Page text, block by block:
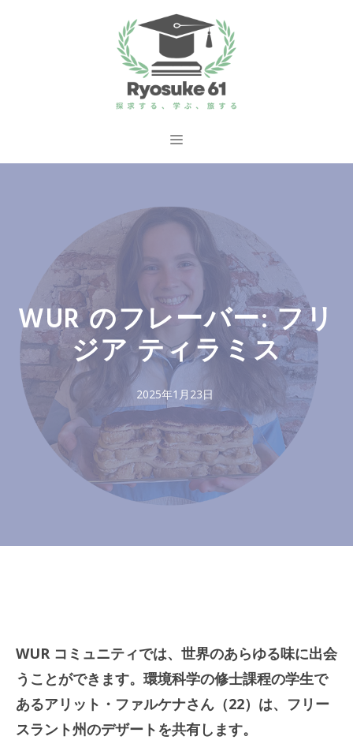
ス
メ
ュ
WUR のフレーバー: フリ
ジア ティラミス
2025年1月23日
WUR コミュニティでは、世界のあらゆる味に出会
うことができます。環境科学の修士課程の学生で
あるアリット・ファルケナさん（22）は、フリー
スラント州のデザートを共有します。